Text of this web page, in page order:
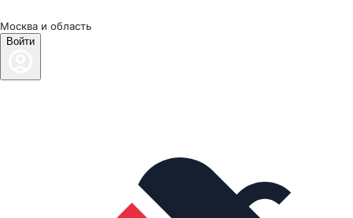
Москва и область
Войти